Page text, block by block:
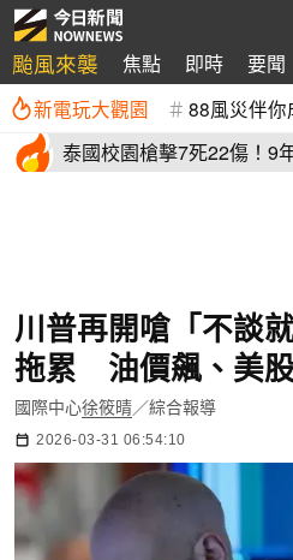
颱風來襲 焦點 即時 要聞
新電玩大觀園 88風災伴你
泰國校園槍擊7死22傷！9
川普再開嗆「不談
拖累 油價飆、美
國際中心徐筱晴／綜合報導
2026-03-31 06:54:10